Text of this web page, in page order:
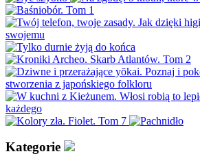
Kategorie